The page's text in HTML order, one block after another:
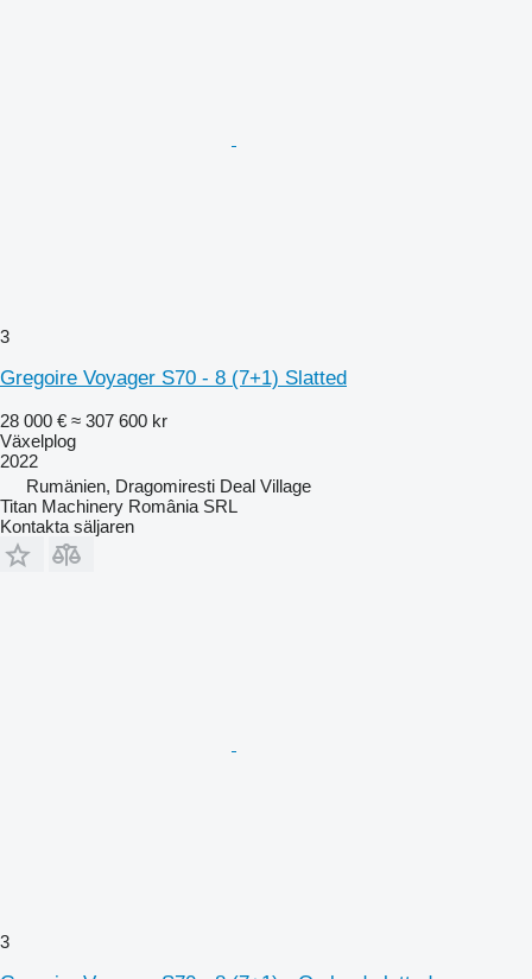
3
Gregoire Voyager S70 - 8 (7+1) Slatted
28 000 € ≈ 307 600 kr
Växelplog
2022
Rumänien, Dragomiresti Deal Village
Titan Machinery România SRL
Kontakta säljaren
3